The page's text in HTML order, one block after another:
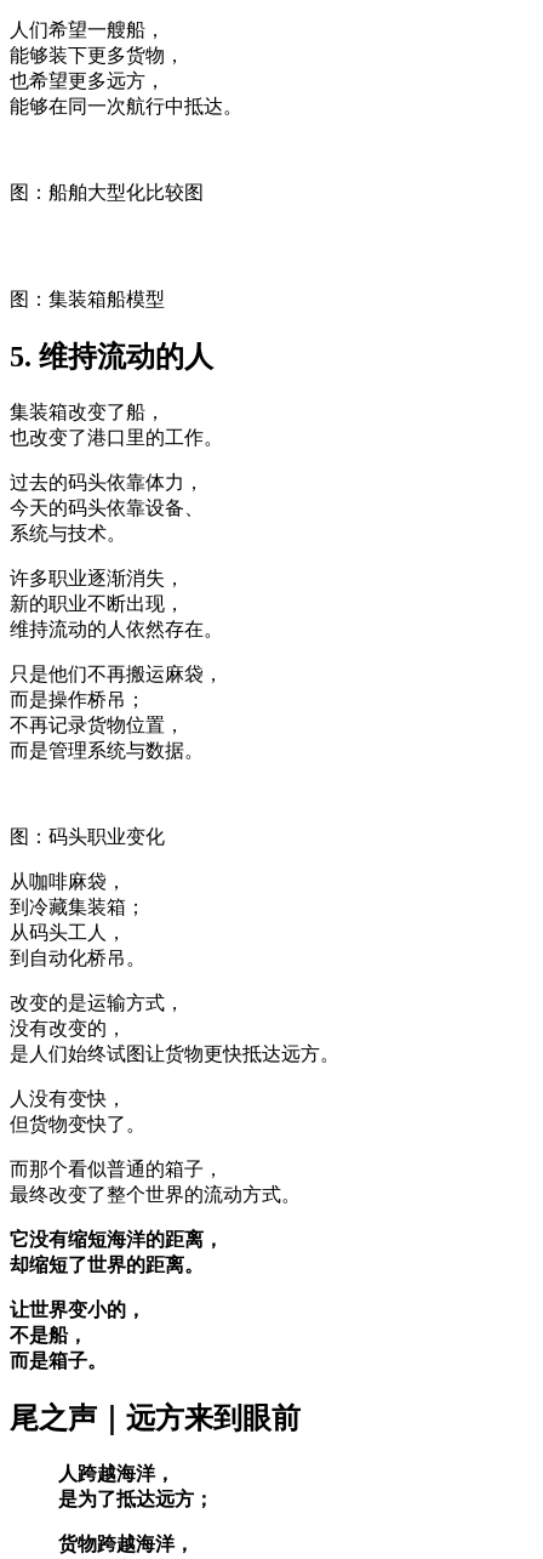
人们希望一艘船，
能够装下更多货物，
也希望更多远方，
能够在同一次航行中抵达。
图：船舶大型化比较图
图：集装箱船模型
5. 维持流动的人
集装箱改变了船，
也改变了港口里的工作。
过去的码头依靠体力，
今天的码头依靠设备、
系统与技术。
许多职业逐渐消失，
新的职业不断出现，
维持流动的人依然存在。
只是他们不再搬运麻袋，
而是操作桥吊；
不再记录货物位置，
而是管理系统与数据。
图：码头职业变化
从咖啡麻袋，
到冷藏集装箱；
从码头工人，
到自动化桥吊。
改变的是运输方式，
没有改变的，
是人们始终试图让货物更快抵达远方。
人没有变快，
但货物变快了。
而那个看似普通的箱子，
最终改变了整个世界的流动方式。
它没有缩短海洋的距离，
却缩短了世界的距离。
让世界变小的，
不是船，
而是箱子。
尾之声｜远方来到眼前
人跨越海洋，
是为了抵达远方；
货物跨越海洋，